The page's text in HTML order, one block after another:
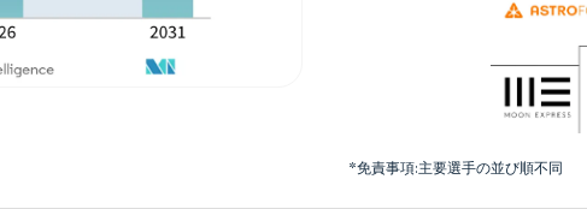
*免責事項:主要選手の並び順不同